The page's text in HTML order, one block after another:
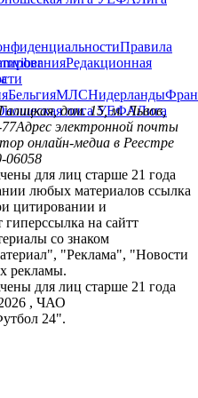
Правила
Редакционная
viber
БельгияМЛСНидерланды
лига УЕФАЛига
дом. 15, м. Львов,
Адрес электронной почты
онлайн-медиа в Реестре
06058
для лиц старше 21 года
любых материалов ссылка
цитировании и
на сайтт
со знаком
"Реклама", "Новости
рекламы.
для лиц старше 21 года
, ЧАО
24".